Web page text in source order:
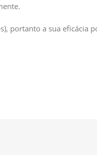
portanto a sua